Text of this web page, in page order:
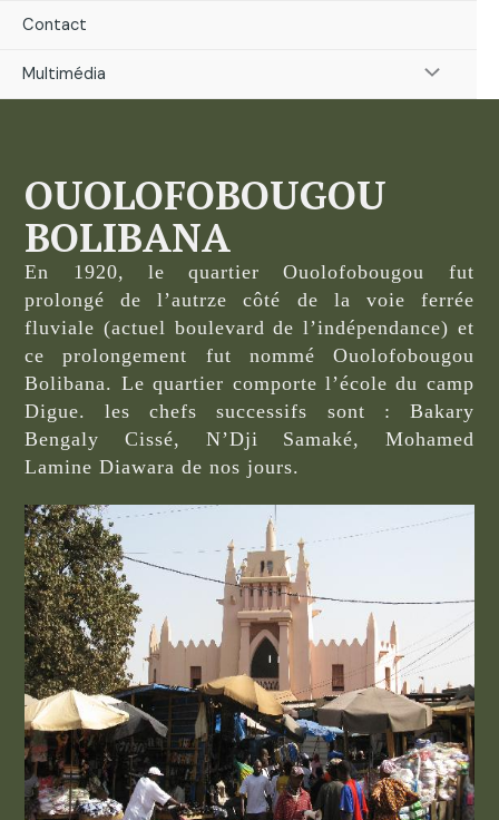
Contact
Multimédia Menu
OUOLOFOBOUGOU
BOLIBANA
En 1920, le quartier Ouolofobougou fut
prolongé de l’autrze côté de la voie ferrée
fluviale (actuel boulevard de l’indépendance) et
ce prolongement fut nommé Ouolofobougou
Bolibana. Le quartier comporte l’école du camp
Digue. les chefs successifs sont : Bakary
Bengaly Cissé, N’Dji Samaké, Mohamed
Lamine Diawara de nos jours.